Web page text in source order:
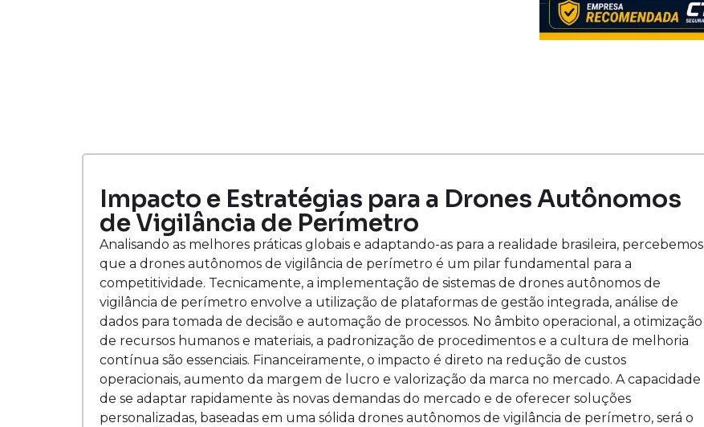
Impacto e Estratégias para a Drones Autônomos
de Vigilância de Perímetro
Analisando as melhores práticas globais e adaptando-as para a realidade brasileira, percebemos
que a drones autônomos de vigilância de perímetro é um pilar fundamental para a
competitividade. Tecnicamente, a implementação de sistemas de drones autônomos de
vigilância de perímetro envolve a utilização de plataformas de gestão integrada, análise de
dados para tomada de decisão e automação de processos. No âmbito operacional, a otimização
de recursos humanos e materiais, a padronização de procedimentos e a cultura de melhoria
contínua são essenciais. Financeiramente, o impacto é direto na redução de custos
operacionais, aumento da margem de lucro e valorização da marca no mercado. A capacidade
de se adaptar rapidamente às novas demandas do mercado e de oferecer soluções
personalizadas, baseadas em uma sólida drones autônomos de vigilância de perímetro, será o